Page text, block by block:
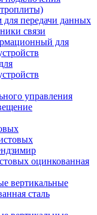
для передачи данных
связи
для
управления
оцинкованная
вертикальные
сталь